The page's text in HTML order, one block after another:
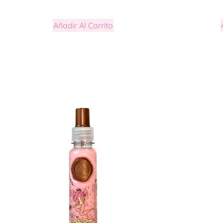
Añadir Al Carrito